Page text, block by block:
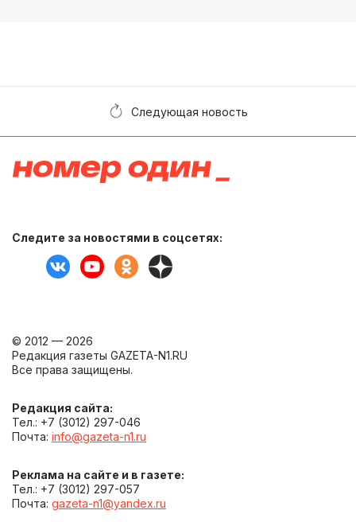
Следующая новость
Следите за новостями в соцсетях:
© 2012 — 2026
Редакция газеты GAZETA-N1.RU
Все права защищены.
Редакция сайта:
Тел.: +7 (3012) 297-046
Почта: info@gazeta-n1.ru
Реклама на сайте и в газете:
Тел.: +7 (3012) 297-057
Почта: gazeta-n1@yandex.ru